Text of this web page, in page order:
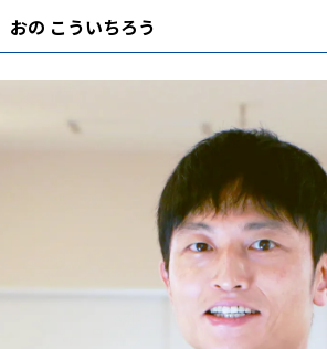
おの こういちろう